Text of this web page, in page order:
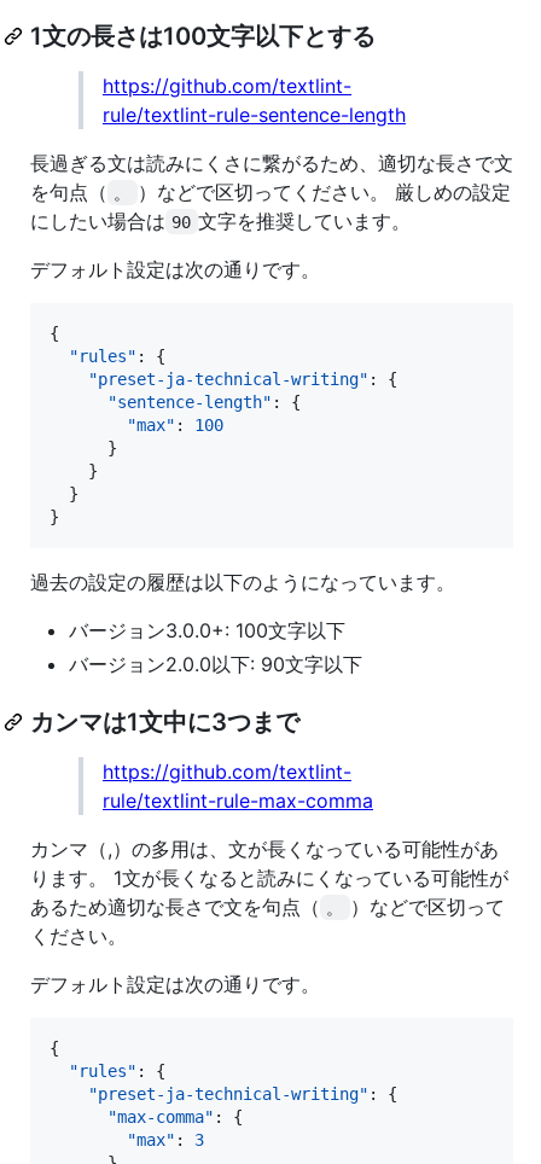
1文の長さは100文字以下とする
https://github.com/textlint-
rule/textlint-rule-sentence-length
長過ぎる文は読みにくさに繋がるため、適切な長さで文
を句点（ 。
）などで区切ってください。 厳しめの設定
にしたい場合は 90 文字を推奨しています。
デフォルト設定は次の通りです。
{
"rules" : {
"preset-ja-technical-writing" : {
"sentence-length" : {
"max" : 100
      }
    }
  }
}
過去の設定の履歴は以下のようになっています。
バージョン3.0.0+: 100文字以下
バージョン2.0.0以下: 90文字以下
カンマは1文中に3つまで
https://github.com/textlint-
rule/textlint-rule-max-comma
カンマ（,）の多用は、文が長くなっている可能性があ
ります。 1文が長くなると読みにくなっている可能性が
あるため適切な長さで文を句点（ 。
）などで区切って
ください。
デフォルト設定は次の通りです。
{
"rules" : {
"preset-ja-technical-writing" : {
"max-comma" : {
"max" : 3